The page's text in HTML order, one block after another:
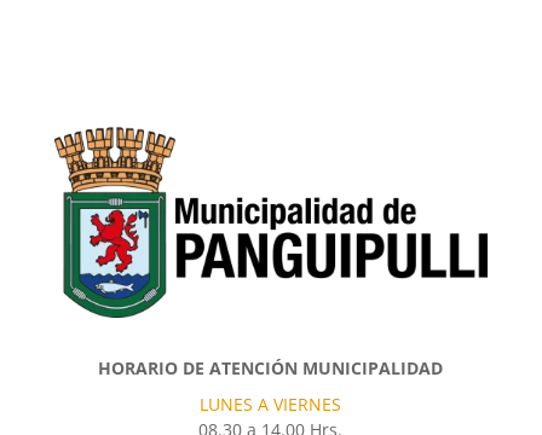
HORARIO DE ATENCIÓN MUNICIPALIDAD
LUNES A VIERNES
08.30 a 14.00 Hrs.